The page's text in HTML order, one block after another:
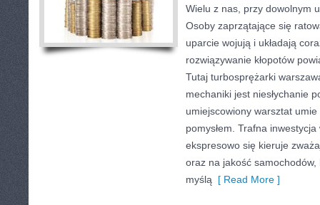
Wielu z nas, przy dowolnym
Osoby zaprzątające się
uparcie wojują i układają
rozwiązywanie kłopotów
Tutaj turbosprężarki
mechaniki jest niesłychanie
umiejscowiony warsztat
pomysłem. Trafna
ekspresowo się kieruje
oraz na jakość
myślą [ Read More ]